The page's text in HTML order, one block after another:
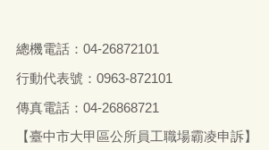
總機電話：04-26872101
行動代表號：0963-872101
傳真電話：04-26868721
【臺中市大甲區公所員工職場霸凌申訴】